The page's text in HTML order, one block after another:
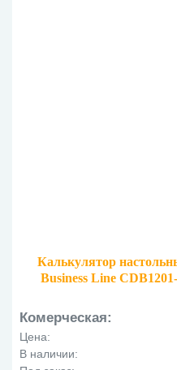
Калькулятор
Business Line
Комерческая:
Цена:
В наличии: